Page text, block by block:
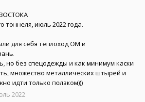
тоннеля, июль 2022 года.
для себя теплоход ОМ и
но без спецодежды и как минимум каски
множество металлических штырей и
идти только ползком)))
2022